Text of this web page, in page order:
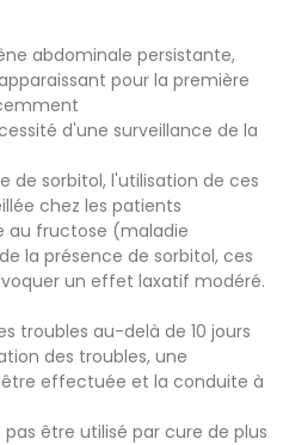
abdominale persistante,
pour la première
d'une surveillance de la
de sorbitol, l'utilisation de ces
chez les patients
au fructose (maladie
la présence de sorbitol, ces
un effet laxatif modéré.
troubles au-delà de 10 jours
des troubles, une
effectuée et la conduite à
être utilisé par cure de plus